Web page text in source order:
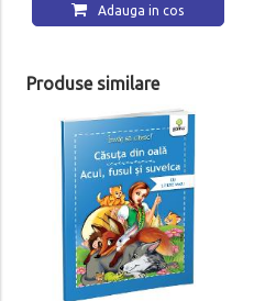
Adauga in cos
Produse similare